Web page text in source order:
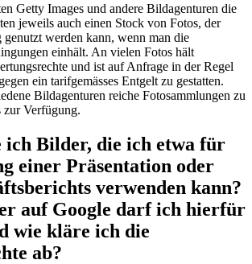
Getty Images und andere Bildagenturen die
jeweils auch einen Stock von Fotos, der
genutzt werden kann, wenn man die
einhält. An vielen Fotos hält
und ist auf Anfrage in der Regel
ein tarifgemässes Entgelt zu gestatten.
Bildagenturen reiche Fotosammlungen zu
zur Verfügung.
ich Bilder, die ich etwa für
einer Präsentation oder
verwenden kann?
auf Google darf ich hierfür
wie kläre ich die
ab?